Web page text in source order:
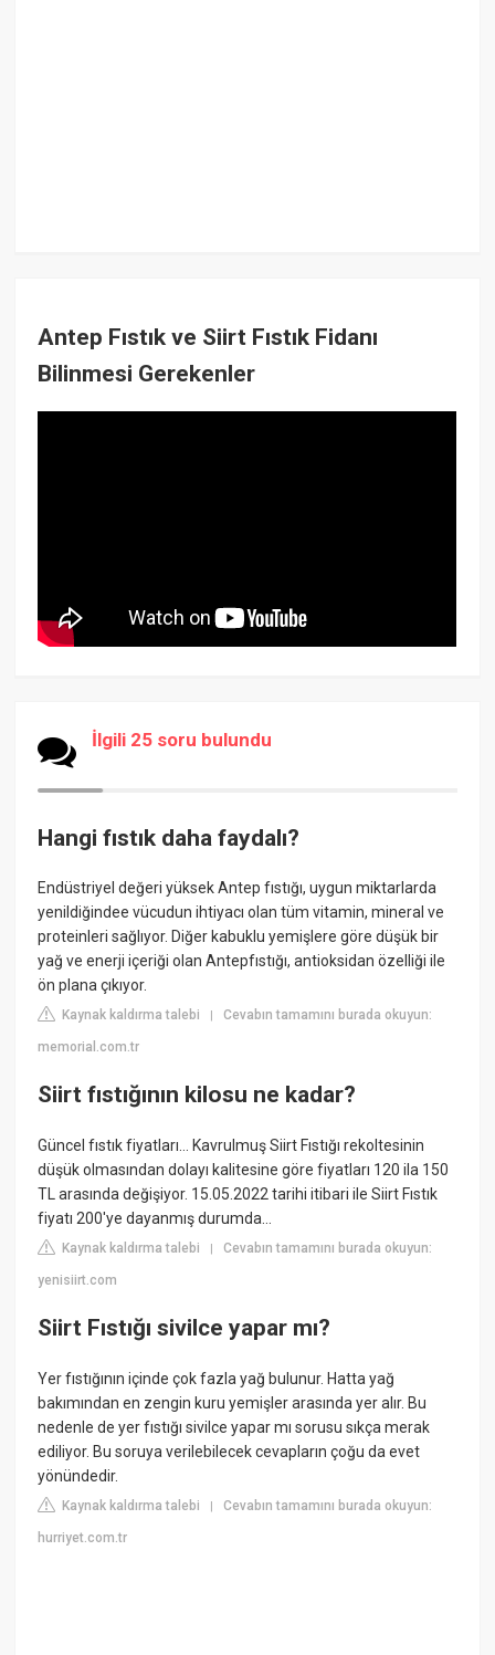
Antep Fıstık ve Siirt Fıstık Fidanı
Bilinmesi Gerekenler
İlgili 25 soru bulundu
Hangi fıstık daha faydalı?
Endüstriyel değeri yüksek Antep fıstığı, uygun miktarlarda
yenildiğindee vücudun ihtiyacı olan tüm vitamin, mineral ve
proteinleri sağlıyor. Diğer kabuklu yemişlere göre düşük bir
yağ ve enerji içeriği olan Antepfıstığı, antioksidan özelliği ile
ön plana çıkıyor.
Kaynak kaldırma talebi |Cevabın tamamını burada okuyun:
memorial.com.tr
Siirt fıstığının kilosu ne kadar?
Güncel fıstık fiyatları… Kavrulmuş Siirt Fıstığı rekoltesinin
düşük olmasından dolayı kalitesine göre fiyatları 120 ila 150
TL arasında değişiyor. 15.05.2022 tarihi itibari ile Siirt Fıstık
fiyatı 200'ye dayanmış durumda…
Kaynak kaldırma talebi |Cevabın tamamını burada okuyun:
yenisiirt.com
Siirt Fıstığı sivilce yapar mı?
Yer fıstığının içinde çok fazla yağ bulunur. Hatta yağ
bakımından en zengin kuru yemişler arasında yer alır. Bu
nedenle de yer fıstığı sivilce yapar mı sorusu sıkça merak
ediliyor. Bu soruya verilebilecek cevapların çoğu da evet
yönündedir.
Kaynak kaldırma talebi |Cevabın tamamını burada okuyun:
hurriyet.com.tr